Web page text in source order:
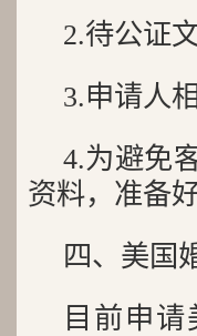
2.待公证
3.申请人
4.为避免
资料，准备
四、美国
目前申